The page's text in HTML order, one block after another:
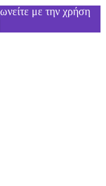
με την χρήση